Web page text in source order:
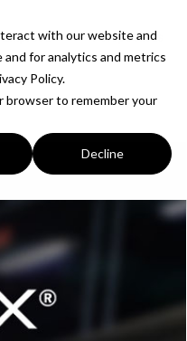
with our website and
for analytics and metrics
Policy.
browser to remember your
Decline
Empresa Perspectivas